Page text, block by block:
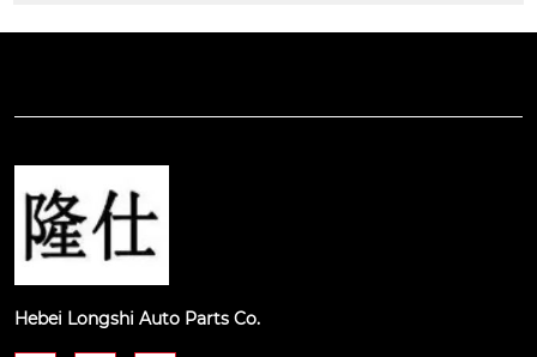
Hebei Longshi Auto Parts Co.